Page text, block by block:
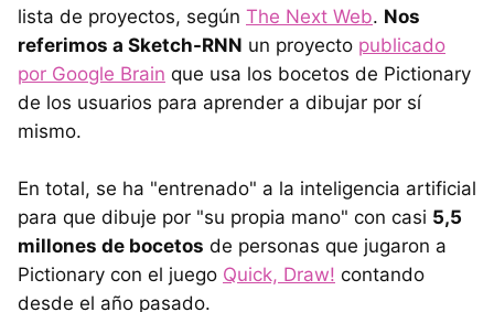
lista de proyectos, según The Next Web. Nos
referimos a Sketch-RNN un proyecto publicado
por Google Brain que usa los bocetos de Pictionary
de los usuarios para aprender a dibujar por sí
mismo.
En total, se ha "entrenado" a la inteligencia artificial
para que dibuje por "su propia mano" con casi 5,5
millones de bocetos de personas que jugaron a
Pictionary con el juego Quick, Draw! contando
desde el año pasado.